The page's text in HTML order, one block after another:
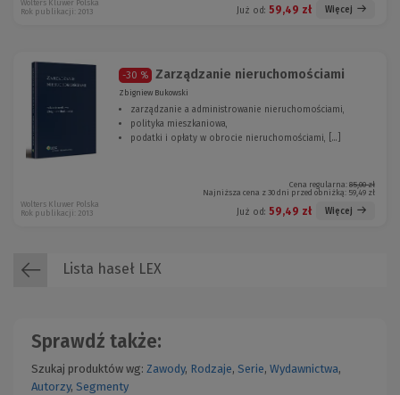
Już od: 59,49 zł Więcej
Wolters Kluwer Polska
Rok publikacji: 2013
-30 % Zarządzanie nieruchomościami
Zbigniew Bukowski
zarządzanie a administrowanie nieruchomościami,
polityka mieszkaniowa,
podatki i opłaty w obrocie nieruchomościami, [...]
Cena regularna: 85,00 zł
Najniższa cena z 30 dni przed obniżką: 59,49 zł
Już od: 59,49 zł Więcej
Wolters Kluwer Polska
Rok publikacji: 2013
Lista haseł LEX
Sprawdź także:
Szukaj produktów wg: Zawody, Rodzaje, Serie, Wydawnictwa,
Autorzy, Segmenty